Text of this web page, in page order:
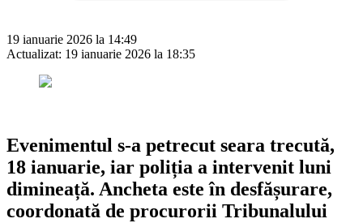
19 ianuarie 2026 la 14:49
Actualizat: 19 ianuarie 2026 la 18:35
Evenimentul s-a petrecut seara trecută,
18 ianuarie, iar poliția a intervenit luni
dimineață. Ancheta este în desfășurare,
coordonată de procurorii Tribunalului